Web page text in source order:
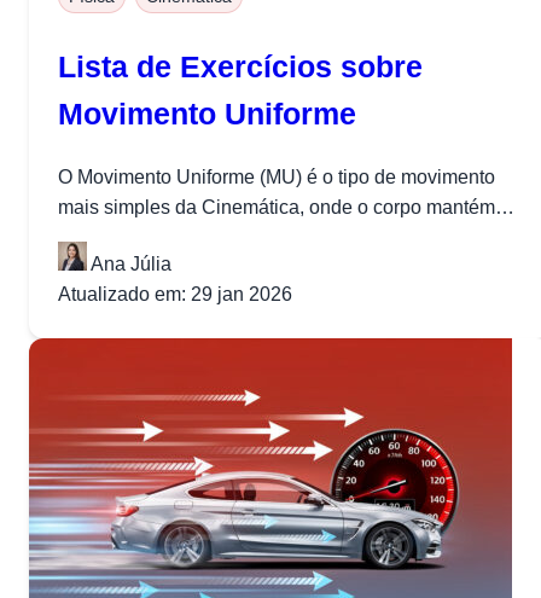
Lista de Exercícios sobre
Movimento Uniforme
O Movimento Uniforme (MU) é o tipo de movimento
mais simples da Cinemática, onde o corpo mantém
velocidade constante ao...
Ana Júlia
Atualizado em: 29 jan 2026